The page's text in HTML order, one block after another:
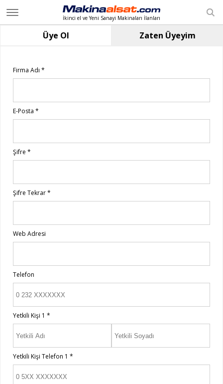
İkinci el ve Yeni Sanayi Makinaları İlanları
Anasayfa
Üye Ol
2. El Kategoriler
2. El Satıcılar
Teknik Servis
Üye Ol Zaten Üyeyim
Firma Adı *
E-Posta *
Şifre *
Şifre Tekrar*
Web Adresi
Telefon
Yetkili Kişi 1 *
Yetkili Kişi Telefon 1 *